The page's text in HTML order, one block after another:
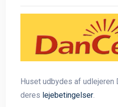
Huset udbydes af udlejeren
deres lejebetingelser.